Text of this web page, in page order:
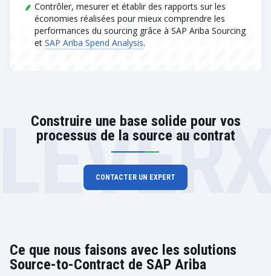
Contrôler, mesurer et établir des rapports sur les
économies réalisées pour mieux comprendre les
performances du sourcing grâce à SAP Ariba Sourcing
et SAP Ariba Spend Analysis.
Construire une base solide pour vos
processus de la source au contrat
CONTACTER UN EXPERT
Ce que nous faisons avec les solutions
Source-to-Contract de SAP Ariba